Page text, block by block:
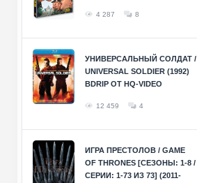
4 287 8
УНИВЕРСАЛЬНЫЙ СОЛДАТ /
UNIVERSAL SOLDIER (1992)
BDRIP ОТ HQ-VIDEO
12 459 4
ИГРА ПРЕСТОЛОВ / GAME
OF THRONES [СЕЗОНЫ: 1-8 /
СЕРИИ: 1-73 ИЗ 73] (2011-